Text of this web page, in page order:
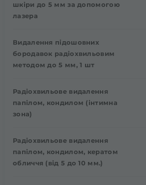
шкіри до 5 мм за допомогою
лазера
Видалення підошовних
бородавок радіохвильовим
методом до 5 мм, 1 шт
Радіохвильове видалення
папілом, кондилом (інтимна
зона)
Радіохвильове видалення
папілом, кондилом, кератом
обличчя (від 5 до 10 мм.)